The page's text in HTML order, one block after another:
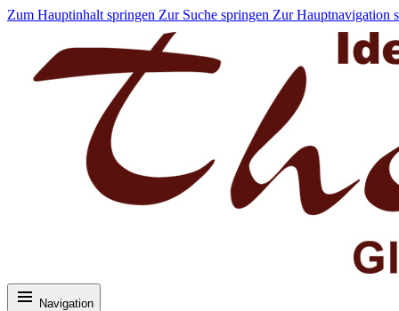
Zum Hauptinhalt springen Zur Suche springen Zur Hauptnavigation
Navigation